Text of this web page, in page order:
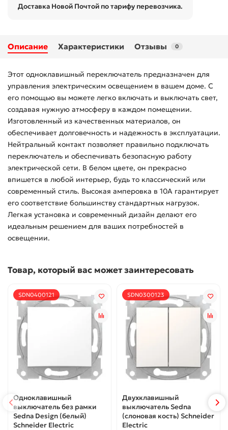
Доставка Новой Почтой по тарифу перевозчика.
Описание Характеристики Отзывы 0
Этот одноклавишный переключатель предназначен для
управления электрическим освещением в вашем доме. С
его помощью вы можете легко включать и выключать свет,
создавая нужную атмосферу в каждом помещении.
Изготовленный из качественных материалов, он
обеспечивает долговечность и надежность в эксплуатации.
Нейтральный контакт позволяет правильно подключать
переключатель и обеспечивать безопасную работу
электрической сети. В белом цвете, он прекрасно
впишется в любой интерьер, будь то классический или
современный стиль. Высокая амперовка в 10А гарантирует
его соответствие большинству стандартных нагрузок.
Легкая установка и современный дизайн делают его
идеальным решением для ваших потребностей в
освещении.
Товар, который вас может заинтересовать
SDN0400121
Одноклавишный
выключатель без рамки
Sedna Design (белый)
Schneider Electric
SDN0300123
Двухклавишный
выключатель Sedna
(слоновая кость) Schneider
Electric